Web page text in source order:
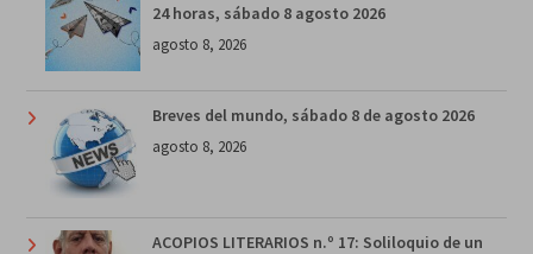
24 horas, sábado 8 agosto 2026
agosto 8, 2026
Breves del mundo, sábado 8 de agosto 2026
agosto 8, 2026
ACOPIOS LITERARIOS n.º 17: Soliloquio de un